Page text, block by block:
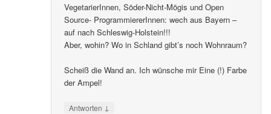
VegetarierInnen, Söder-Nicht-Mögis und Open
Source- ProgrammiererInnen: wech aus Bayern –
auf nach Schleswig-Holstein!!!
Aber, wohin? Wo in Schland gibt’s noch Wohnraum?
Scheiß die Wand an. Ich wünsche mir Eine (!) Farbe
der Ampel!
Antworten ↓